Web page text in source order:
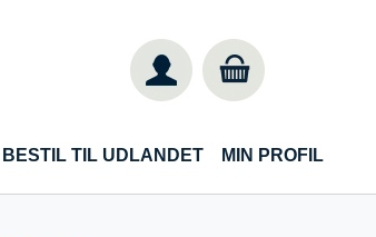
BESTIL TIL UDLANDET MIN PROFIL